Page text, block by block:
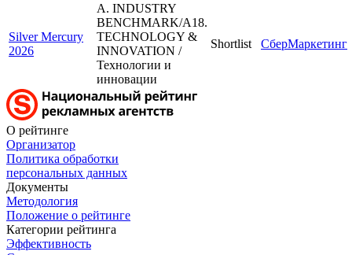
Silver Mercury
2026
A. INDUSTRY
BENCHMARK/A18.
TECHNOLOGY &
INNOVATION /
Технологии и
инновации
Shortlist СберМаркетинг
О рейтинге
Организатор
Политика обработки
персональных данных
Документы
Методология
Положение о рейтинге
Категории рейтинга
Эффективность